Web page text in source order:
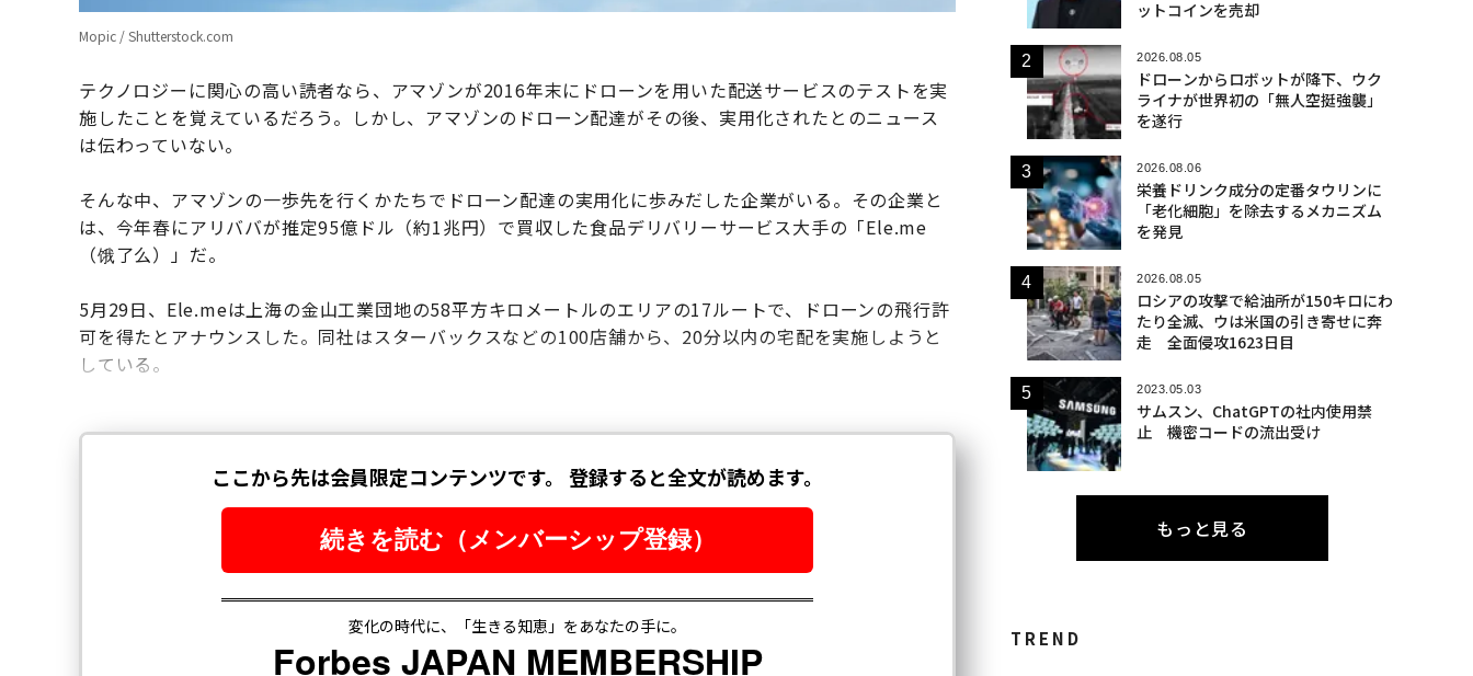
Mopic / Shutterstock.com
テクノロジーに関心の高い読者なら、アマゾンが2016年末にドローンを用いた配送サービスのテストを実
施したことを覚えているだろう。しかし、アマゾンのドローン配達がその後、実用化されたとのニュース
は伝わっていない。
そんな中、アマゾンの一歩先を行くかたちでドローン配達の実用化に歩みだした企業がいる。その企業と
は、今年春にアリババが推定95億ドル（約1兆円）で買収した食品デリバリーサービス大手の「Ele.me
（饿了么）」だ。
5月29日、Ele.meは上海の金山工業団地の58平方キロメートルのエリアの17ルートで、ドローンの飛行許
可を得たとアナウンスした。同社はスターバックスなどの100店舗から、20分以内の宅配を実施しようと
している。
ットコインを売却
2026.08.05
ドローンからロボットが降下、ウク
ライナが世界初の「無人空挺強襲」
を遂行
2026.08.06
栄養ドリンク成分の定番タウリンに
「老化細胞」を除去するメカニズム
を発見
2026.08.05
ロシアの攻撃で給油所が150キロにわ
たり全滅、ウは米国の引き寄せに奔
走 全面侵攻1623日目
2023.05.03
サムスン、ChatGPTの社内使用禁
止 機密コードの流出受け
もっと見る
TREND